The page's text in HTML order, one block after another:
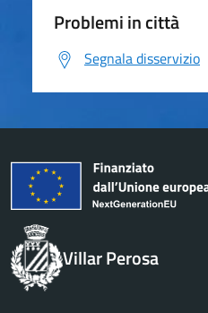
Problemi in città
Segnala disservizio
Villar Perosa